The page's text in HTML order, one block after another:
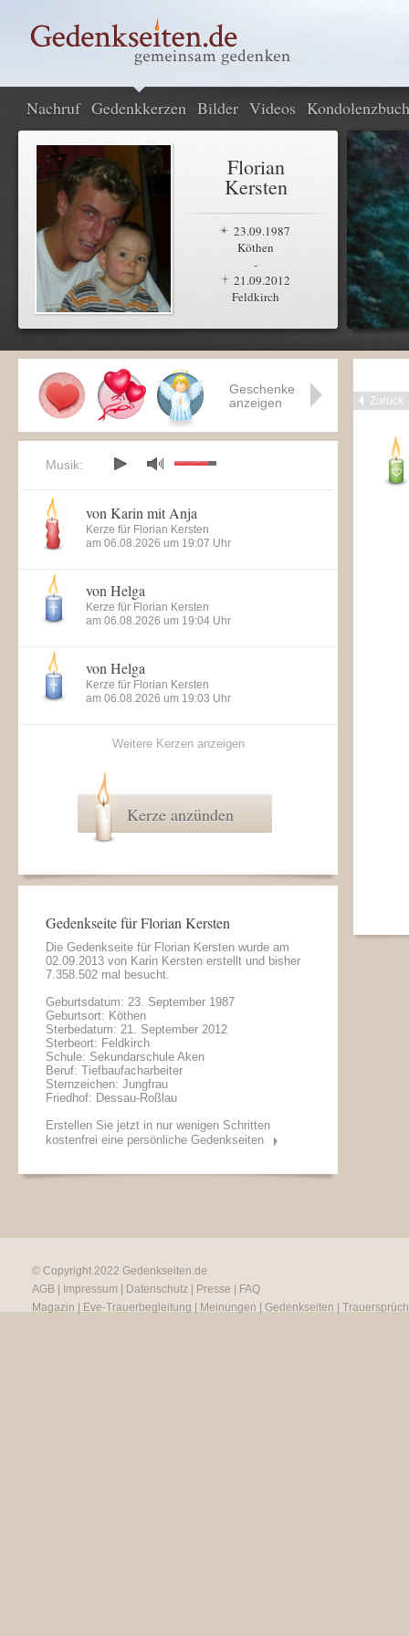
Nachruf Gedenkkerzen Bilder Videos Kondolenzbuch
Florian
Kersten
23.09.1987
Köthen
-
21.09.2012
Feldkirch
Zurück
Geschenke
anzeigen
Musik:
von Karin mit Anja
Kerze für Florian Kersten
am 06.08.2026 um 19:07 Uhr
von Helga
Kerze für Florian Kersten
am 06.08.2026 um 19:04 Uhr
von Helga
Kerze für Florian Kersten
am 06.08.2026 um 19:03 Uhr
Weitere Kerzen anzeigen
Kerze anzünden
Gedenkseite für Florian Kersten
Die Gedenkseite für Florian Kersten wurde am
02.09.2013 von Karin Kersten erstellt und bisher
7.358.502 mal besucht.
Geburtsdatum: 23. September 1987
Geburtsort: Köthen
Sterbedatum: 21. September 2012
Sterbeort: Feldkirch
Schule: Sekundarschule Aken
Beruf: Tiefbaufacharbeiter
Sternzeichen: Jungfrau
Friedhof: Dessau-Roßlau
Erstellen Sie jetzt in nur wenigen Schritten
kostenfrei eine persönliche Gedenkseiten
© Copyright 2022 Gedenkseiten.de
AGB
Impressum Datenschutz Presse
FAQ
Magazin
Eve-Trauerbegleitung Meinungen Gedenkseiten